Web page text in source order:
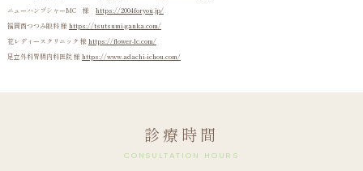
ニューハンプシャーMC 様 https://2004foryou.jp/
福岡西つつみ眼科 様 https://tsutsumi-ganka.com/
花レディースクリニック 様 https://flower-lc.com/
足立外科胃腸内科医院 様 https://www.adachi-ichou.com/
診療時間
CONSULTATION HOURS